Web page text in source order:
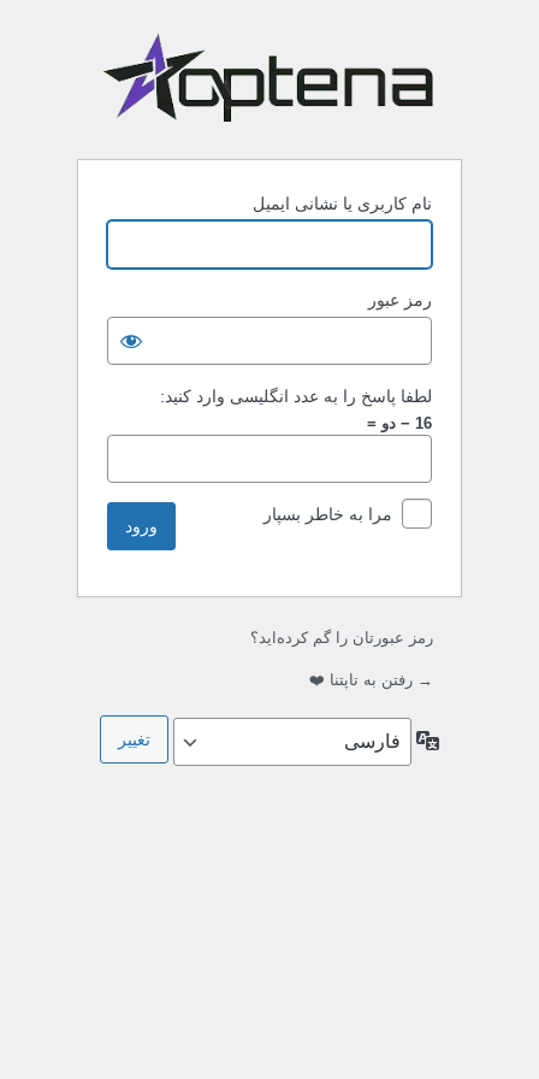
نام کاربری یا نشانی ایمیل
رمز عبور
لطفا پاسخ را به عدد انگلیسی وارد کنید:
16 − دو =
مرا به خاطر بسپار
رمز عبورتان را گم کرده‌اید؟
→ رفتن به تاپتنا ❤️
زبان